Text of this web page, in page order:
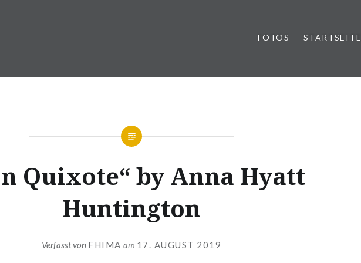
FOTOS STARTSEITE
Quixote“ by Anna Hyatt
Huntington
Verfasst von FHIMA am 17. AUGUST 2019